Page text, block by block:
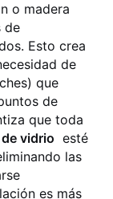
o madera
de
Esto crea
de
que
de
que toda
vidrio esté
las
es más